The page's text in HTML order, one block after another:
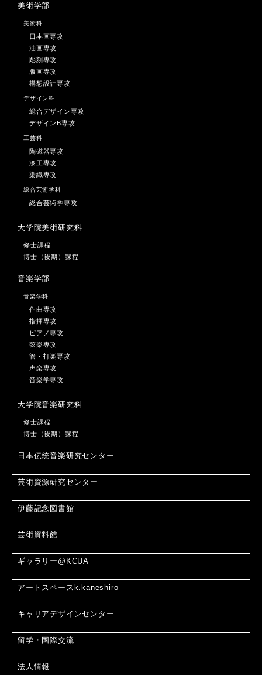
美術学部
美術科
日本画専攻
油画専攻
彫刻専攻
版画専攻
構想設計専攻
デザイン科
総合デザイン専攻
デザインB専攻
工芸科
陶磁器専攻
漆工専攻
染織専攻
総合芸術学科
総合芸術学専攻
大学院美術研究科
修士課程
博士（後期）課程
音楽学部
音楽学科
作曲専攻
指揮専攻
ピアノ専攻
弦楽専攻
管・打楽専攻
声楽専攻
音楽学専攻
大学院音楽研究科
修士課程
博士（後期）課程
日本伝統音楽研究センター
芸術資源研究センター
伊藤記念図書館
芸術資料館
ギャラリー@KCUA
アートスペースk.kaneshiro
キャリアデザインセンター
留学・国際交流
法人情報